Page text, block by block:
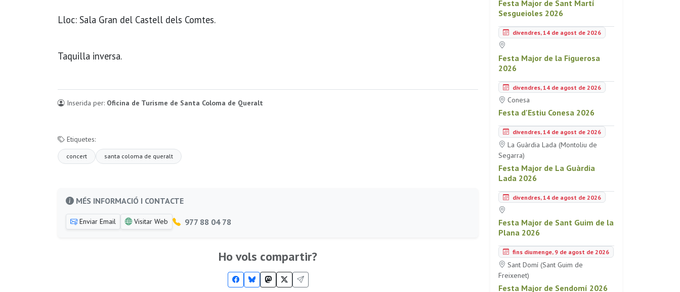
Lloc: Sala Gran del Castell dels Comtes.
Taquilla inversa.
Inserida per: Oficina de Turisme de Santa Coloma de Queralt
Etiquetes:
concert santa coloma de queralt
MÉS INFORMACIÓ I CONTACTE
Enviar Email Visitar Web 977 88 04 78
Ho vols compartir?
Festa Major de Sant Martí
Sesgueioles 2026
divendres, 14 de agost de 2026
Festa Major de la Figuerosa
2026
divendres, 14 de agost de 2026
Conesa
Festa d'Estiu Conesa 2026
divendres, 14 de agost de 2026
La Guàrdia Lada (Montoliu de
Segarra)
Festa Major de La Guàrdia
Lada 2026
divendres, 14 de agost de 2026
Festa Major de Sant Guim de la
Plana 2026
fins diumenge, 9 de agost de 2026
Sant Domí (Sant Guim de
Freixenet)
Festa Major de Sendomí 2026